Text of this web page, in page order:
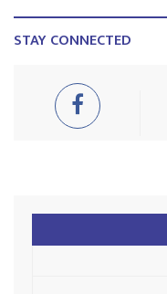
STAY CONNECTED